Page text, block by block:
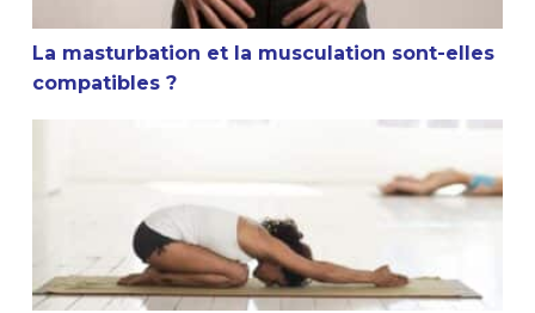
La masturbation et la musculation sont-elles
compatibles ?
Conseil sportif : Faut-il s’étirer après la musculation ?